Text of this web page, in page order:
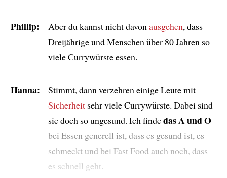
Phillip: Aber du kannst nicht davon ausgehen, dass
Dreijährige und Menschen über 80 Jahren so
viele Currywürste essen.
Hanna:
Stimmt, dann verzehren einige Leute mit
Sicherheitsehr viele Currywürste. Dabei sind
sie doch so ungesund. Ich findedas A und O
bei Essen generell ist, dass es gesund ist, es
schmeckt und bei Fast Food auch noch, dass
es schnell geht.